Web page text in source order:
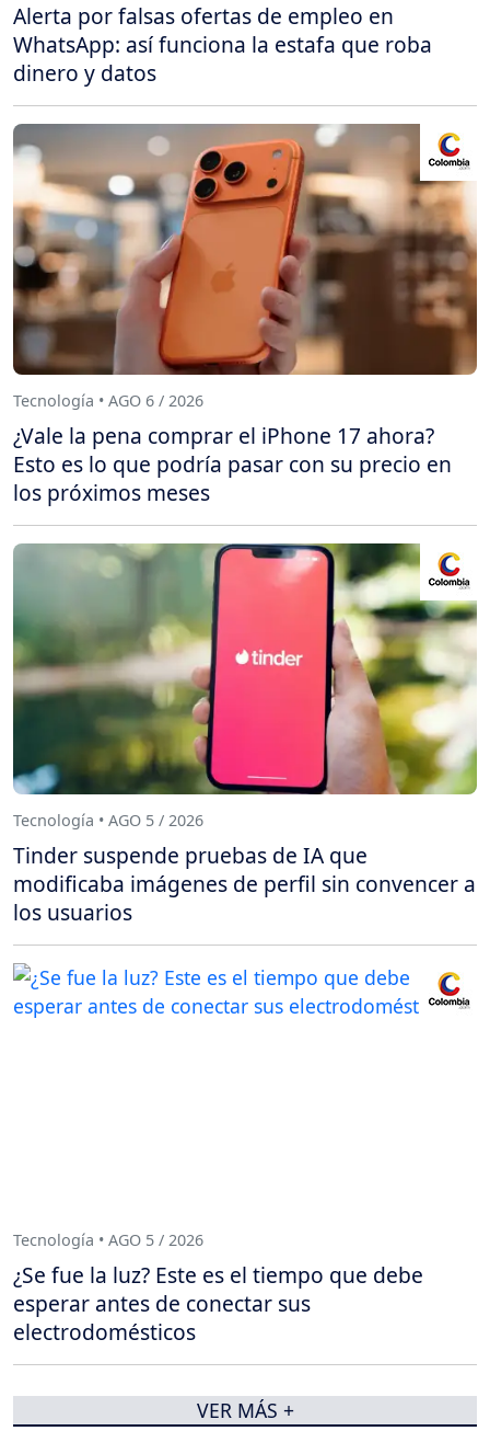
Alerta por falsas ofertas de empleo en
WhatsApp: así funciona la estafa que roba
dinero y datos
Tecnología • AGO 6 / 2026
¿Vale la pena comprar el iPhone 17 ahora?
Esto es lo que podría pasar con su precio en
los próximos meses
Tecnología • AGO 5 / 2026
Tinder suspende pruebas de IA que
modificaba imágenes de perfil sin convencer a
los usuarios
Tecnología • AGO 5 / 2026
¿Se fue la luz? Este es el tiempo que debe
esperar antes de conectar sus
electrodomésticos
VER MÁS +